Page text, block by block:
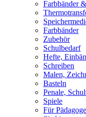
Farbbänder
Farbbänder
Zubehör
Schulbedarf
Hefte,
Schreiben
Malen,
Basteln
Penale,
Spiele
Für